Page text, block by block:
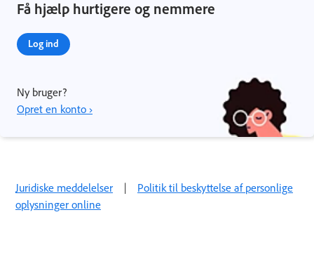
Få hjælp hurtigere og nemmere
Log ind
Ny bruger?
Opret en konto ›
Juridiske meddelelser | Politik til beskyttelse af personlige
oplysninger online